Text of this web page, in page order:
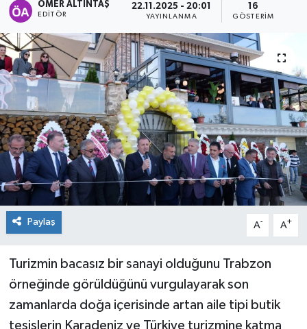
ÖMER ALTINTAŞ
EDITÖR
22.11.2025 - 20:01
YAYINLANMA
16
GÖSTERIM
Paylaş A- A+
Turizmin bacasız bir sanayi olduğunu Trabzon
örneğinde görüldüğünü vurgulayarak son
zamanlarda doğa içerisinde artan aile tipi butik
tesislerin Karadeniz ve Türkiye turizmine katma